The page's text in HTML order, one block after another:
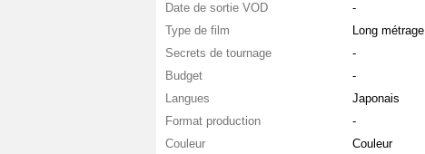
Date de sortie VOD
-
Type de film
Long métrage
Secrets de tournage
-
Budget
-
Langues
Japonais
Format production
-
Couleur
Couleur